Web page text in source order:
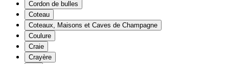
Cordon de bulles
Coteau
Coteaux, Maisons et Caves de Champagne
Coulure
Craie
Crayère